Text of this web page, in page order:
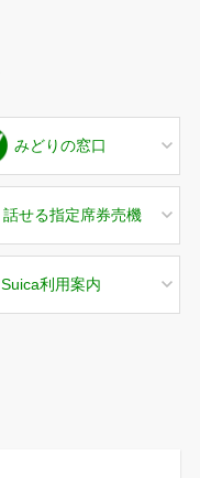
みどりの窓口
話せる指定席券売機
Suica利用案内